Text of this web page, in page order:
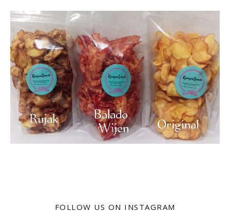
FOLLOW US ON INSTAGRAM